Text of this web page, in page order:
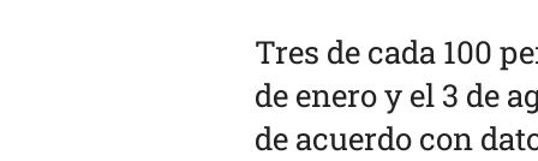
Tres de cada 100
de enero y el 3 de
de acuerdo con